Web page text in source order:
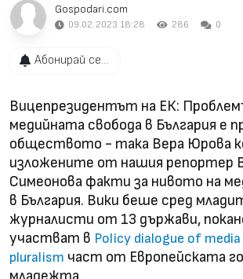
Gospodari.com
09.02.2023 18:28 286 0
Абонирай се...
Вицепрезидентът на ЕК:
медийната свобода в България е
обществото - така Вера Юрова
изложените от нашия репортер
Симеонова факти за нивото на
в България. Вики беше сред
журналисти от 13 държави,
участват в Policy dialogue of
pluralism част от Европейската